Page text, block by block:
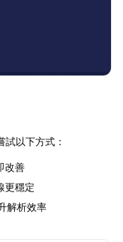
以下方式：
改善
更穩定
解析效率